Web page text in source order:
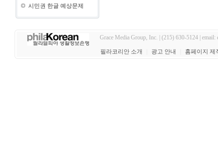
시민권 한글 예상문제
Grace Media Group, Inc. | (215) 630-5124 | email:
필라코리안 소개 광고 안내 홈페이지 제